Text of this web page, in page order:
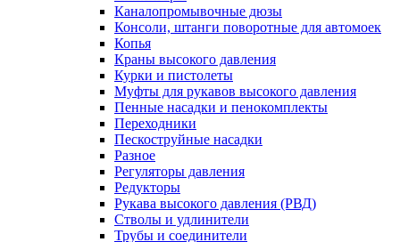
Каналопромывочные дюзы
Консоли, штанги поворотные для автомоек
Копья
Краны высокого давления
Курки и пистолеты
Муфты для рукавов высокого давления
Пенные насадки и пенокомплекты
Переходники
Пескоструйные насадки
Разное
Регуляторы давления
Редукторы
Рукава высокого давления (РВД)
Стволы и удлинители
Трубы и соединители